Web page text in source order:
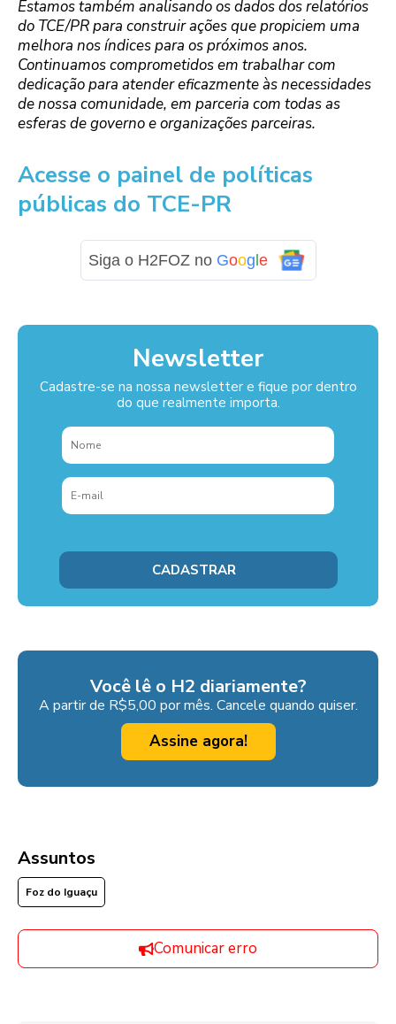
Estamos também analisando os dados dos relatórios
do TCE/PR para construir ações que propiciem uma
melhora nos índices para os próximos anos.
Continuamos comprometidos em trabalhar com
dedicação para atender eficazmente às necessidades
de nossa comunidade, em parceria com todas as
esferas de governo e organizações parceiras.
Acesse o painel de políticas
públicas do TCE-PR
Siga o H2FOZ no Google
Newsletter
Cadastre-se na nossa newsletter e fique por dentro
do que realmente importa.
Você lê o H2 diariamente?
A partir de R$5,00 por mês. Cancele quando quiser.
Assine agora!
Assuntos
Foz do Iguaçu
Comunicar erro